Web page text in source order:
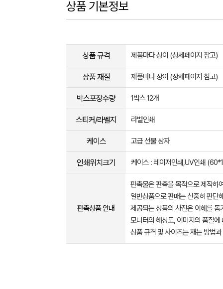
상품 기본정보
상품 규격 제품마다 상이 (상세페이지 참고)
상품 재질 제품마다 상이 (상세페이지 참고)
박스포장수량 1박스 12개
스티커/라벨지 라벨인쇄
케이스 고급 선물 상자
인쇄위치크기 케이스 : 레이저인쇄,UV인쇄
판촉상품 안내
판촉물은 판촉을 목적으로 제작하
일반상품으로 판매는 신중히 판단
제공되는 상품의 사진은 이해를
모니터의 해상도, 이미지의 품질
상품 규격 및 사이즈는 재는 방법